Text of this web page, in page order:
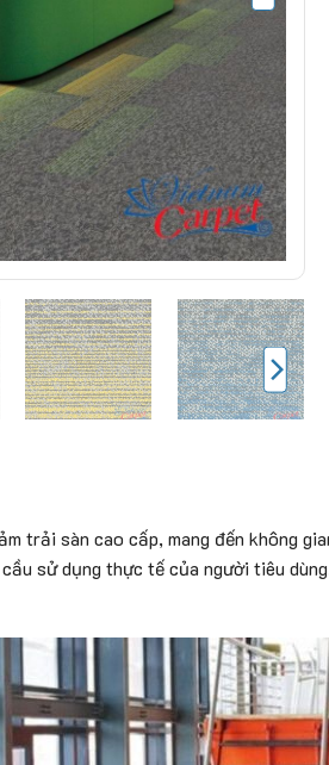
trải sàn cao cấp, mang đến không
sử dụng thực tế của người tiêu